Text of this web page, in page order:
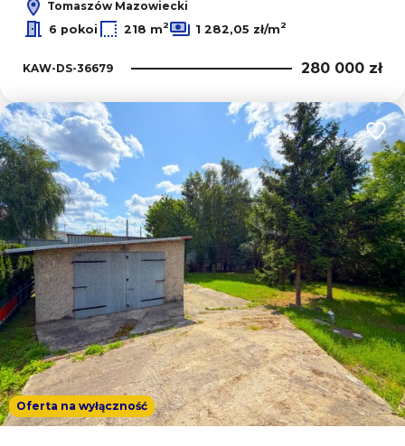
Tomaszów Mazowiecki
6 pokoi
218 m2 1 282,05 zł/m2
KAW-DS-36679 280 000 zł
Oferta na wyłączność